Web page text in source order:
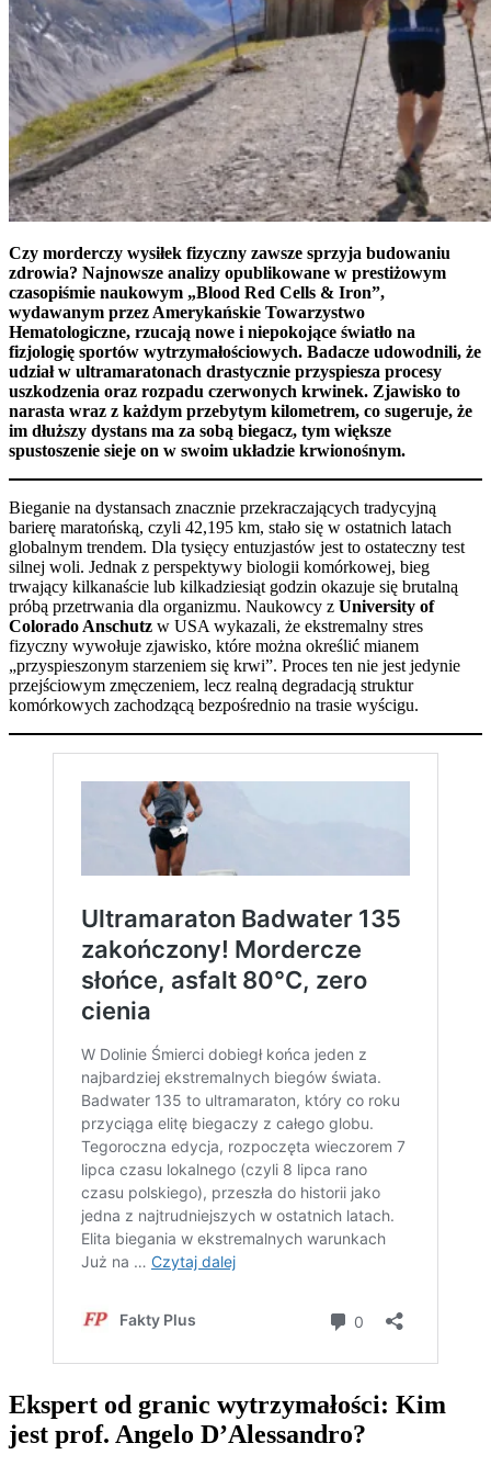
Czy morderczy wysiłek fizyczny zawsze sprzyja budowaniu
zdrowia? Najnowsze analizy opublikowane w prestiżowym
czasopiśmie naukowym „Blood Red Cells & Iron”,
wydawanym przez Amerykańskie Towarzystwo
Hematologiczne, rzucają nowe i niepokojące światło na
fizjologię sportów wytrzymałościowych. Badacze udowodnili, że
udział w ultramaratonach drastycznie przyspiesza procesy
uszkodzenia oraz rozpadu czerwonych krwinek. Zjawisko to
narasta wraz z każdym przebytym kilometrem, co sugeruje, że
im dłuższy dystans ma za sobą biegacz, tym większe
spustoszenie sieje on w swoim układzie krwionośnym.
Bieganie na dystansach znacznie przekraczających tradycyjną
barierę maratońską, czyli 42,195 km, stało się w ostatnich latach
globalnym trendem. Dla tysięcy entuzjastów jest to ostateczny test
silnej woli. Jednak z perspektywy biologii komórkowej, bieg
trwający kilkanaście lub kilkadziesiąt godzin okazuje się brutalną
próbą przetrwania dla organizmu. Naukowcy z University of
Colorado Anschutz w USA wykazali, że ekstremalny stres
fizyczny wywołuje zjawisko, które można określić mianem
„przyspieszonym starzeniem się krwi”. Proces ten nie jest jedynie
przejściowym zmęczeniem, lecz realną degradacją struktur
komórkowych zachodzącą bezpośrednio na trasie wyścigu.
Ekspert od granic wytrzymałości: Kim
jest prof. Angelo D’Alessandro?